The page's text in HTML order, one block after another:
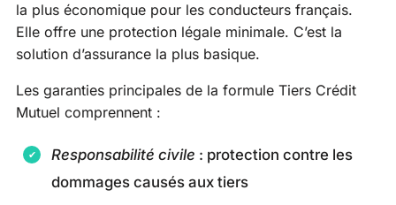
la plus économique pour les conducteurs français.
Elle offre une protection légale minimale. C’est la
solution d’assurance la plus basique.
Les garanties principales de la formule Tiers Crédit
Mutuel comprennent :
Responsabilité civile : protection contre les
dommages causés aux tiers